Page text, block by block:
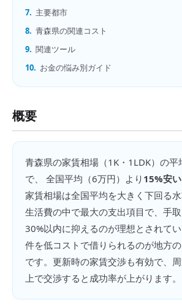
7. 主要都市
8. 青森県の関連コスト
9. 関連ツール
10. お金の悩み別ガイド
概要
青森県の家賃相場（1K・1LDK） の平
で、 全国平均（6万円）より 15%安い
家賃相場は全国平均を大きく下回る
生活費の中で最大の支出項目で、手
30%以内に抑えるのが理想とされて
件を低コストで借りられるのが地方
です。更新時の家賃交渉も有効で、
上で交渉すると成功率が上がります。